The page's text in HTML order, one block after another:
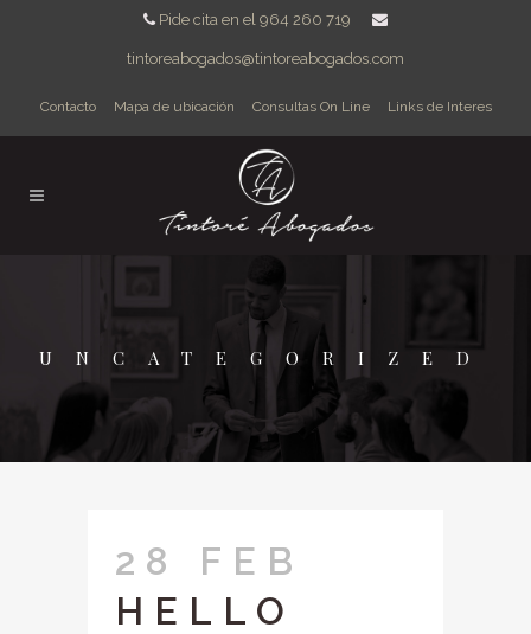
Pide cita en el 964 260 719
tintoreabogados@tintoreabogados.com
Contacto Mapa de ubicación Consultas On Line Links de Interes
UNCATEGORIZED
28 FEB
HELLO